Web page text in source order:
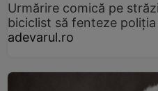
Urmărire comică pe
biciclist să fenteze
adevarul.ro